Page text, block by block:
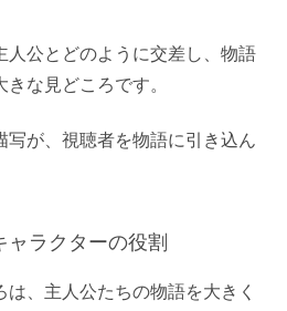
人公とどのように交差し、物語
な見どころです。
写が、視聴者を物語に引き込ん
ラクターの役割
、主人公たちの物語を大きく